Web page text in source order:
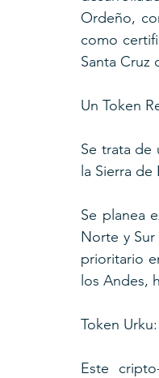
Ordeño,
como
Santa Cruz
Un Token
Se trata de
la Sierra de
Se planea
Norte y Sur
prioritario
los Andes,
Token
Este